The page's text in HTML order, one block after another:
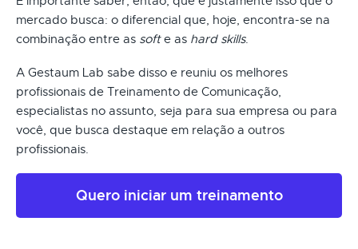
mercado busca: o diferencial que, hoje, encontra-se na
combinação entre as softe as hard skills.
A Gestaum Lab sabe disso e reuniu os melhores
profissionais de Treinamento de Comunicação,
especialistas no assunto, seja para sua empresa ou para
você, que busca destaque em relação a outros
profissionais.
Quero iniciar um treinamento